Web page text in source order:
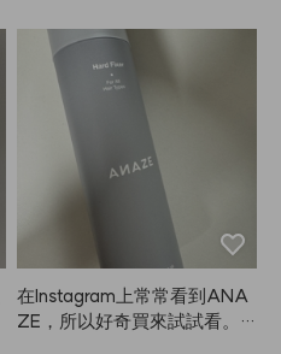
在Instagram上常常看到ANA
ZE，所以好奇買來試試看。